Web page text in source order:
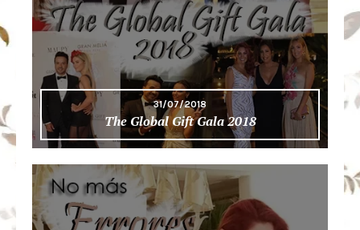
31/07/2018
The Global Gift Gala 2018